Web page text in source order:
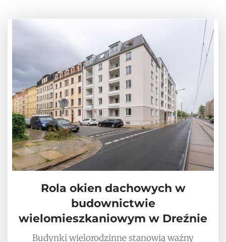
Rola okien dachowych w
budownictwie
wielomieszkaniowym w Dreźnie
Budynki wielorodzinne stanowią ważny